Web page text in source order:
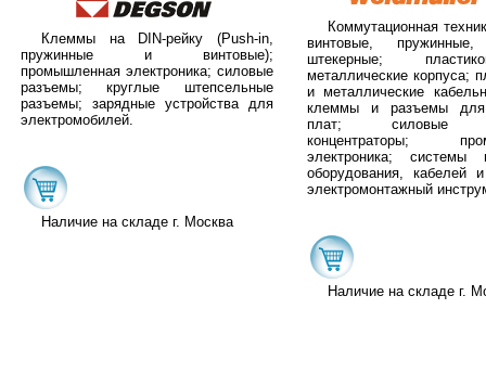
Клеммы на DIN-рейку (Push-in,
пружинные и винтовые);
промышленная электроника; силовые
разъемы; круглые штепсельные
разъемы; зарядные устройства для
электромобилей.
Наличие на складе г. Москва
Коммутационная
винтовые,
штекерные;
металлические корпуса;
и металлические
клеммы и разъемы для
плат; силовые
концентраторы;
электроника; системы
оборудования, кабелей
электромонтажный
Наличие на складе г.